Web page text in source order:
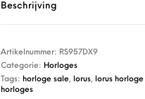
Beschrijving
Artikelnummer: RS957DX9
Categorie: Horloges
Tags: horloge sale, lorus, lorus
horloges